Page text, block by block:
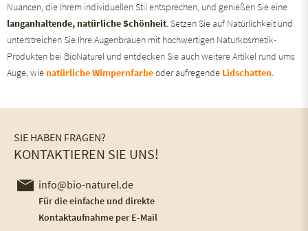
Nuancen, die Ihrem individuellen Stil entsprechen, und genießen Sie eine
langanhaltende, natürliche Schönheit. Setzen Sie auf Natürlichkeit und
unterstreichen Sie Ihre Augenbrauen mit hochwertigen Naturkosmetik-
Produkten bei BioNaturel und entdecken Sie auch weitere Artikel rund ums
Auge, wienatürliche Wimpernfarbeoder aufregende Lidschatten.
SIE HABEN FRAGEN?
KONTAKTIEREN SIE UNS!
info@bio-naturel.de
Für die einfache und direkte
Kontaktaufnahme per E-Mail